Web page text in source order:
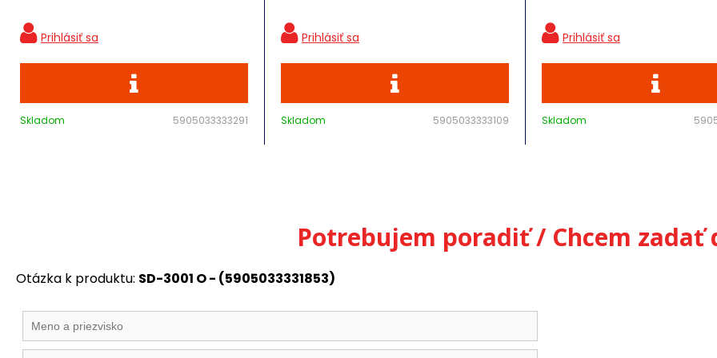
Skladom 5905033333291 Skladom 5905033333109 Skladom
Potrebujem poradiť / Chcem zadať
Otázka k produktu: SD-3001 O - (5905033331853)